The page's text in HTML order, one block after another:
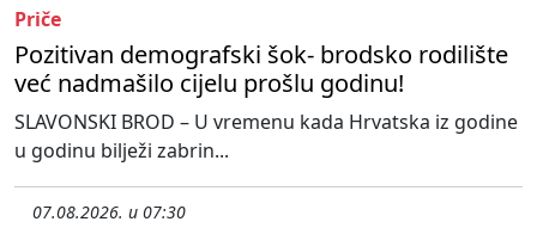
Priče
Pozitivan demografski šok- brodsko rodilište
već nadmašilo cijelu prošlu godinu!
SLAVONSKI BROD – U vremenu kada Hrvatska iz godine
u godinu bilježi zabrin...
07.08.2026. u 07:30